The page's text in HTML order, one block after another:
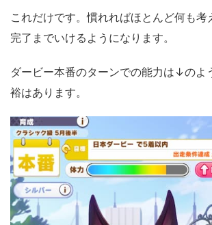
これだけです。慣れればほとんど何も考
完了までいけるようになります。
ダービー本番のターンでの能力は↓のよ
裕はあります。